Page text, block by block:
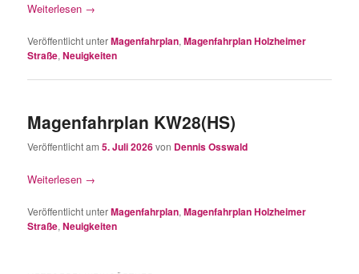
Weiterlesen →
Veröffentlicht unterMagenfahrplan,Magenfahrplan Holzheimer
Straße,Neuigkeiten
Magenfahrplan KW28(HS)
Veröffentlicht am5. Juli 2026von Dennis Osswald
Weiterlesen →
Veröffentlicht unterMagenfahrplan,Magenfahrplan Holzheimer
Straße,Neuigkeiten